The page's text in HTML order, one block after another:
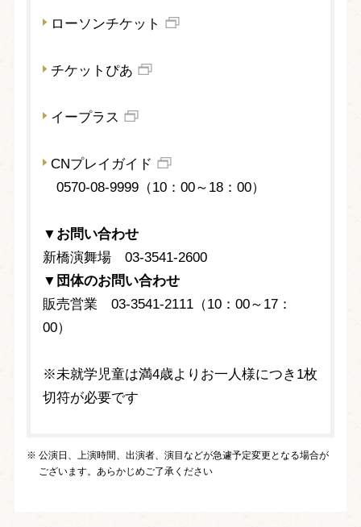
ローソンチケット
チケットぴあ
イープラス
CNプレイガイド
0570-08-9999（10：00～18：00）
▼ お問い合わせ
新橋演舞場 03-3541-2600
▼ 団体のお問い合わせ
販売営業 03-3541-2111（10：00～17：
00）
※未就学児童は満4歳よりお一人様につき1枚
切符が必要です
公演日、上演時間、出演者、演目などが急遽予定変更となる場合が
ございます。あらかじめご了承ください